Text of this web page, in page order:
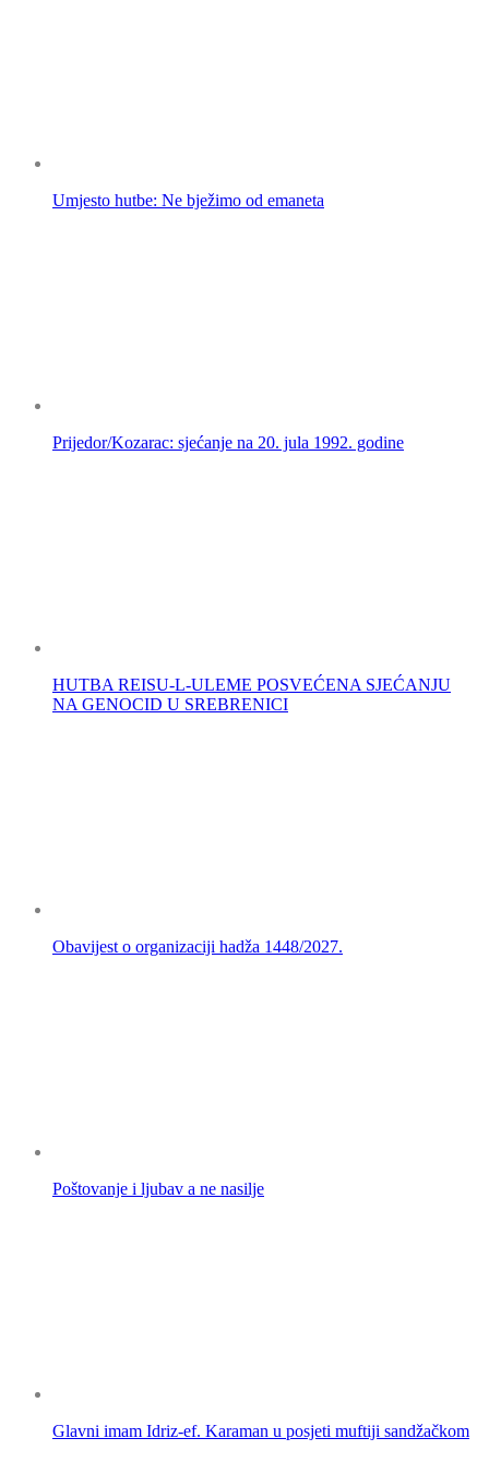
Umjesto hutbe: Ne bježimo od emaneta
Prijedor/Kozarac: sjećanje na 20. jula 1992. godine
HUTBA REISU-L-ULEME POSVEĆENA SJEĆANJU
NA GENOCID U SREBRENICI
Obavijest o organizaciji hadža 1448/2027.
Poštovanje i ljubav a ne nasilje
Glavni imam Idriz-ef. Karaman u posjeti muftiji sandžačkom